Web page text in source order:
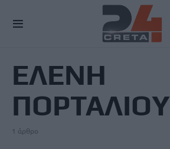
ΕΛΕΝΗ
ΠΟΡΤΑΛΙΟΥ
1 άρθρο